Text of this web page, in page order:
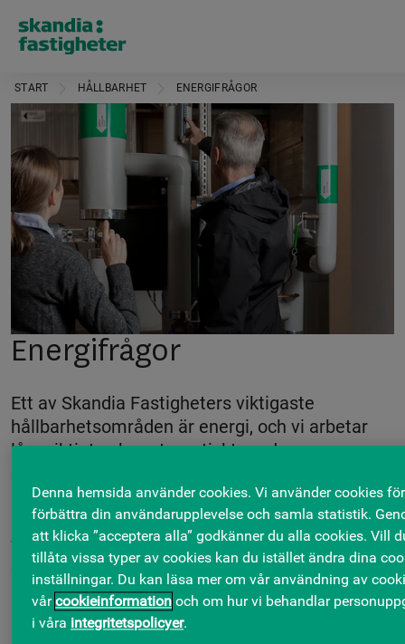
START HÅLLBARHET ENERGIFRÅGOR
Energifrågor
Ett av Skandia Fastigheters viktigaste
hållbarhetsområden är energi, och vi arbetar
långsiktigt och systematiskt med
systematisera arbetet i både den långsiktiga
planeringen och den dagliga driften har vi för
varje fastighet kartlagt energianvändningen
och tagit fram energiplaner.
Exempel på extrainsatser som vi fastighetsägare kan göra
på kort sikt, i tillägg till det långsiktiga
Denna hemsida använder cookies. Vi använder cookies
förbättra din användarupplevelse och samla statistik.
att klicka ”acceptera alla” godkänner du alla cookies. Vill
tillåta vissa typer av cookies kan du istället ändra dina
inställningar. Du kan läsa mer om vår användning av
vårcookieinformation och om hur vi behandlar
i våra integritetspolicyer.